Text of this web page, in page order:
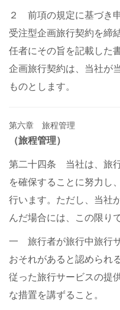
２ 前項の規定に基づき
受注型企画旅行契約を締
任者にその旨を記載した
企画旅行契約は、当社が
ものとします。
第六章 旅程管理
（旅程管理）
第二十四条 当社は、旅
を確保することに努力し
行います。ただし、当社
んだ場合には、この限り
一 旅行者が旅行中旅行
おそれがあると認められ
従った旅行サービスの提
な措置を講ずること。